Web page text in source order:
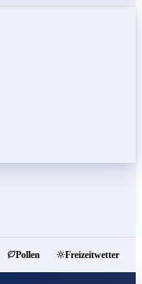
Pollen Freizeitwetter